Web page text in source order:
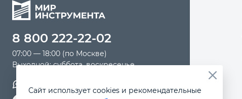
8 800 222-22-02
07:00 — 18:00 (по Москве)
Выходной: суббота, воскресенье
Сайт использует cookies и рекомендательные